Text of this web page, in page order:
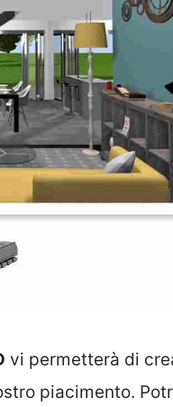
vi permetterà di
piacimento.